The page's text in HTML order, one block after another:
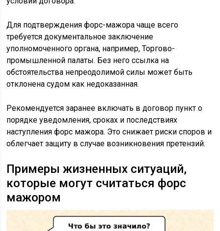
Для подтверждения форс-мажора чаще всего
требуется документальное заключение
уполномоченного органа, например, Торгово-
промышленной палаты. Без него ссылка на
обстоятельства непреодолимой силы может быть
отклонена судом как недоказанная.
Рекомендуется заранее включать в договор пункт о
порядке уведомления, сроках и последствиях
наступления форс мажора. Это снижает риски споров и
облегчает защиту в случае возникновения претензий.
Примеры жизненных ситуаций,
которые могут считаться форс
мажором